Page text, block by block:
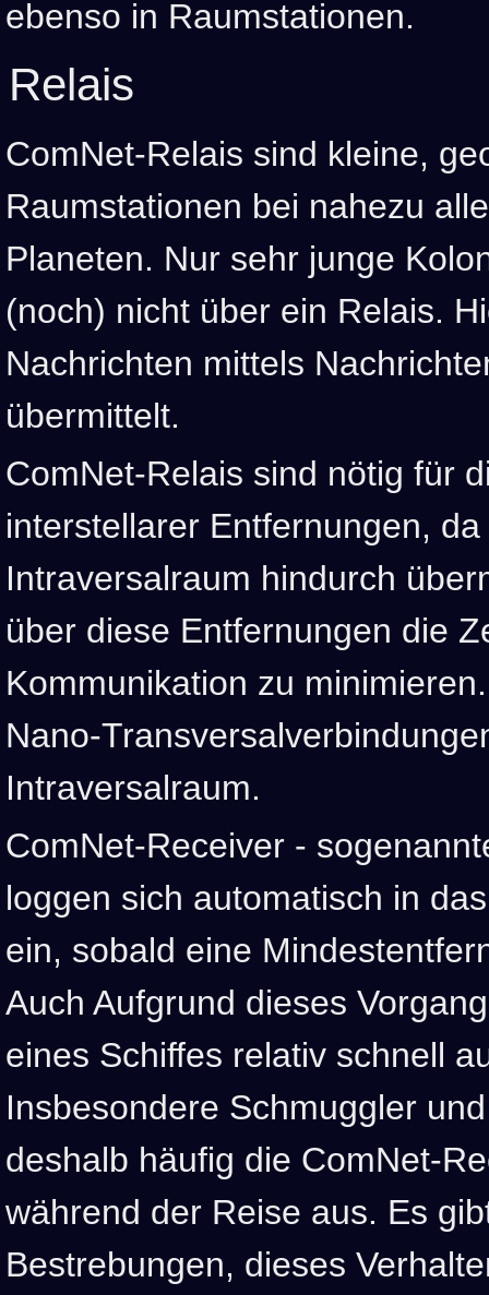
ebenso in Raumstationen.
Relais
ComNet-Relais sind kleine,
Raumstationen bei nahezu
Planeten. Nur sehr junge
(noch) nicht über ein Relais.
Nachrichten mittels
übermittelt.
ComNet-Relais sind nötig für
interstellarer Entfernungen,
Intraversalraum hindurch
über diese Entfernungen die
Kommunikation zu
Nano-
Intraversalraum.
ComNet-Receiver -
loggen sich automatisch in
ein, sobald eine
Auch Aufgrund dieses
eines Schiffes relativ schnell
Insbesondere Schmuggler
deshalb häufig die ComNet-
während der Reise aus. Es
Bestrebungen, dieses